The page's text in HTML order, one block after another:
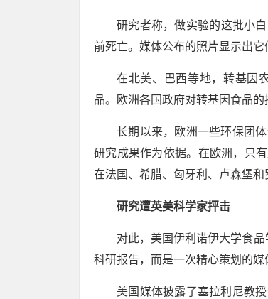
研究者称，做实验的这批小
前死亡。媒体公布的照片显示出它
在北美、巴西等地，转基因
品。欧洲各国政府对转基因食品
长期以来，欧洲一些环保团
研究成果作为依据。在欧洲，只
在法国、希腊、匈牙利、卢森堡和
研究遭英美科学家抨击
对此，美国伊利诺伊大学食
科研报告，而是一次精心策划的媒
美国媒体披露了塞拉利尼教